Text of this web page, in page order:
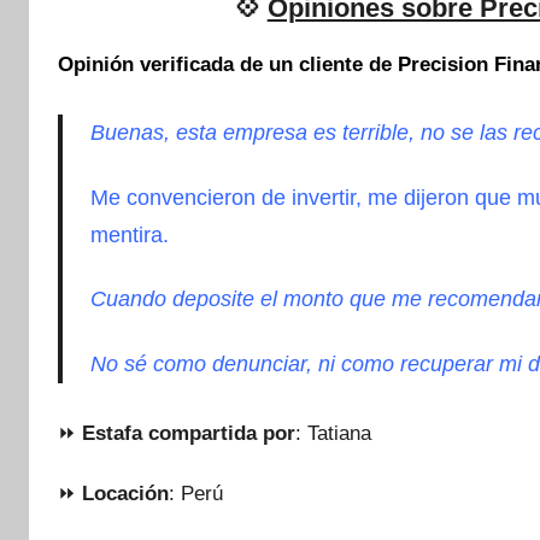
💠 Opiniones sobre
Opinión verificada de un cliente de Precision
Buenas, esta empresa es terrible, no se las
Me convencieron de invertir, me dijeron que
mentira.
Cuando deposite el monto que me
No sé como denunciar, ni como recuperar mi
⏩ Estafa compartida por: Tatiana
⏩ Locación: Perú